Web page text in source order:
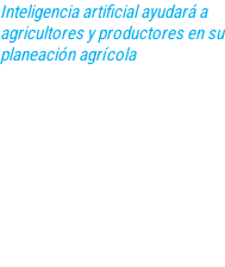
Inteligencia artificial ayudará a
agricultores y productores en su
planeación agrícola